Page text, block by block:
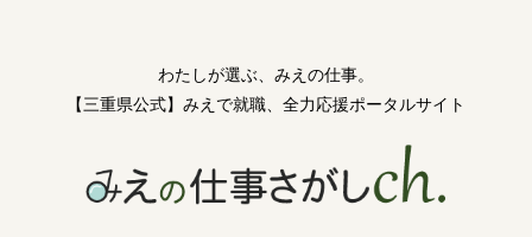
わたしが選ぶ、みえの仕事。
【三重県公式】みえで就職、全力応援ポータルサイト